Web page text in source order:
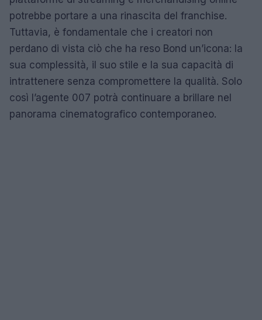
potrebbe portare a una rinascita del franchise.
Tuttavia, è fondamentale che i creatori non
perdano di vista ciò che ha reso Bond un’icona: la
sua complessità, il suo stile e la sua capacità di
intrattenere senza compromettere la qualità. Solo
così l’agente 007 potrà continuare a brillare nel
panorama cinematografico contemporaneo.